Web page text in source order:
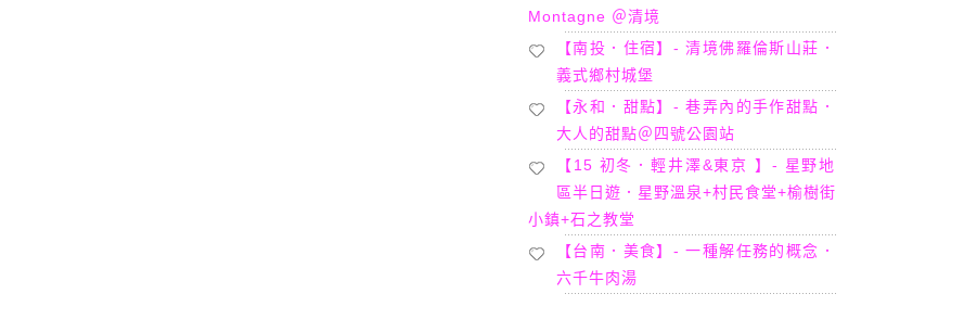
Montagne ＠清境
【南投．住宿】- 清境佛羅倫斯山莊．
義式鄉村城堡
【永和．甜點】- 巷弄內的手作甜點．
大人的甜點＠四號公園站
【15 初冬．輕井澤&東京 】- 星野地
區半日遊．星野溫泉+村民食堂+榆樹街
小鎮+石之教堂
【台南．美食】- 一種解任務的概念．
六千牛肉湯